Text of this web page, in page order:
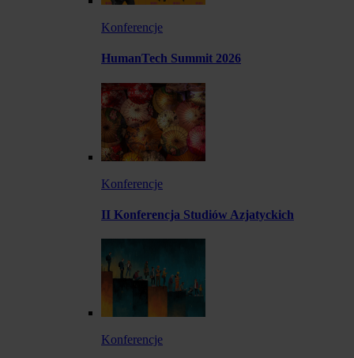
Konferencje
HumanTech Summit 2026
Konferencje
II Konferencja Studiów Azjatyckich
Konferencje